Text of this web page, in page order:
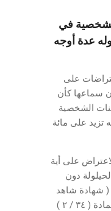
في
عدة أوجه
على
سماعها كأن
الشخصية
تزيد على مائة
على أية
دون
( شهادة شاهد
واحد ) من بينات الخصم عملا بالمادة ( ٣٤ / ٢ )